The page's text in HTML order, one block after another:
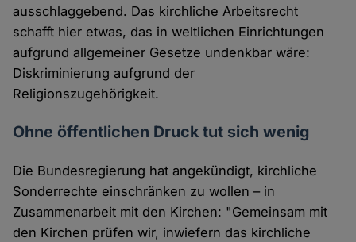
ausschlaggebend. Das kirchliche Arbeitsrecht
schafft hier etwas, das in weltlichen Einrichtungen
aufgrund allgemeiner Gesetze undenkbar wäre:
Diskriminierung aufgrund der
Religionszugehörigkeit.
Ohne öffentlichen Druck tut sich wenig
Die Bundesregierung hat angekündigt, kirchliche
Sonderrechte einschränken zu wollen – in
Zusammenarbeit mit den Kirchen: "Gemeinsam mit
den Kirchen prüfen wir, inwiefern das kirchliche